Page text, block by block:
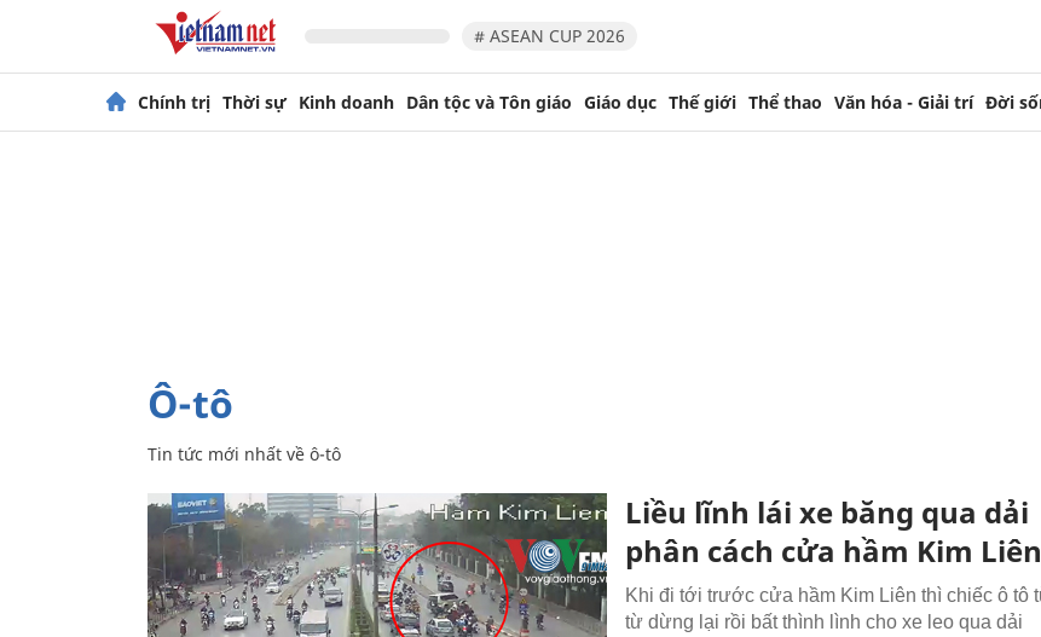
# ASEAN CUP 2026
Chính trị Thời sự Kinh doanh Dân tộc và Tôn giáo Giáo dục Thế giới Thể thao Văn hóa - Giải trí Đời
ô-tô
Tin tức mới nhất về ô-tô
Liều lĩnh lái xe băng qua dải
phân cách cửa hầm Kim Liên
Khi đi tới trước cửa hầm Kim Liên thì chiếc ô tô
từ dừng lại rồi bất thình lình cho xe leo qua dải